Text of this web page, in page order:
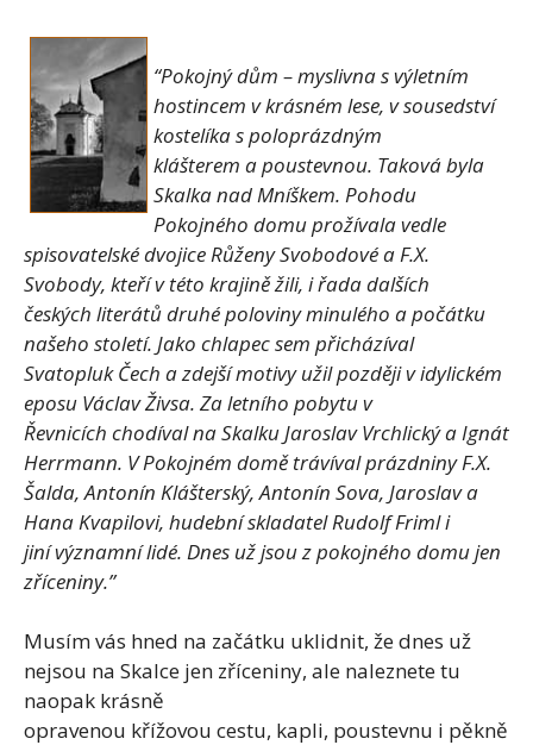
“Pokojný dům – myslivna s výletním
hostincem v krásném lese, v sousedství
kostelíka s poloprázdným
klášterem a poustevnou. Taková byla
Skalka nad Mníškem. Pohodu
Pokojného domu prožívala vedle
spisovatelské dvojice Růženy Svobodové a F.X.
Svobody, kteří v této krajině žili, i řada dalších
českých literátů druhé poloviny minulého a počátku
našeho století. Jako chlapec sem přicházíval
Svatopluk Čech a zdejší motivy užil později v idylickém
eposu Václav Živsa. Za letního pobytu v
Řevnicích chodíval na Skalku Jaroslav Vrchlický a Ignát
Herrmann. V Pokojném domě trávíval prázdniny F.X.
Šalda, Antonín Klášterský, Antonín Sova, Jaroslav a
Hana Kvapilovi, hudební skladatel Rudolf Friml i
jiní významní lidé. Dnes už jsou z pokojného domu jen
zříceniny.”
Musím vás hned na začátku uklidnit, že dnes už
nejsou na Skalce jen zříceniny, ale naleznete tu
naopak krásně
opravenou křížovou cestu, kapli, poustevnu i pěkně